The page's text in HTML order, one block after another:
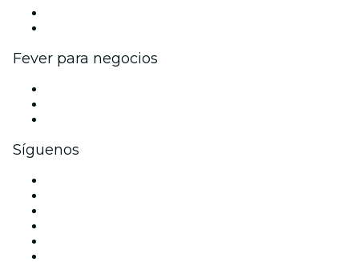
Fever para negocios
Síguenos